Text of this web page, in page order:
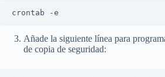
crontab -e
Añade la siguiente línea para
de copia de seguridad: